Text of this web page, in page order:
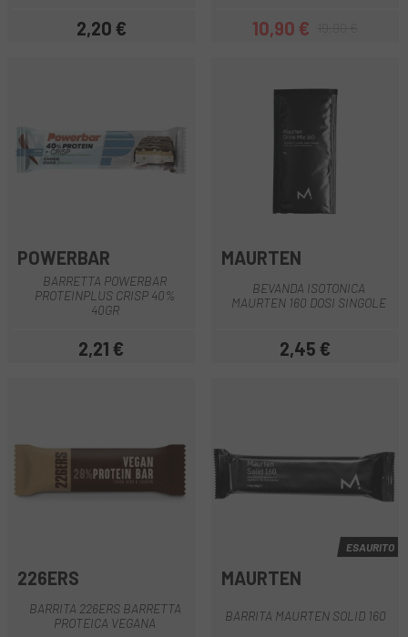
Prezzo
2,20 € Prezzo
10,90 €Prezzo base
POWERBAR
BARRETTA POWERBAR
PROTEINPLUS CRISP 40%
40GR
Prezzo
2,21 €
MAURTEN
BEVANDA ISOTONICA
MAURTEN 160 DOSI SINGOLE
Prezzo
2,45 €
226ERS
BARRITA 226ERS BARRETTA
PROTEICA VEGANA
ESAURITO
MAURTEN
BARRITA MAURTEN SOLID 160